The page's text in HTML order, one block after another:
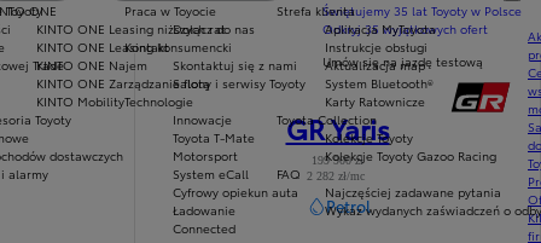
Świętujemy 35 lat Toyoty w Polsce
Odkryj 35 wyjątkowych ofert
Umów się na jazdę testową
Praca w Toyocie
Dołącz do nas
Kontakt
Skontaktuj się z nami
Salony i serwisy Toyoty
Technologie
Innowacje
Toyota T-Mate
Motorsport
System eCall
Cyfrowy opiekun auta
Ładowanie
Connected
ONE
KINTO ONE Leasing niższych rat
KINTO ONE Leasing konsumencki
KINTO ONE Najem
KINTO ONE Zarządzanie flotą
KINTO Mobility
Trade
Toyoty
dostawczych
alarmy
Strefa klienta
Aplikacja MyToyota
Instrukcje obsługi
Aktualizacja map
System Bluetooth®
Karty Ratownicze
Toyota Collection
Kolekcje Toyoty
Kolekcje Toyoty Gazoo Racing
FAQ
Najczęściej zadawane pytania
Wykaz wydanych zaświadczeń o
ważne informacje
GR Yaris
199 900 zł
2 282 zł/mcPrzeczytaj ważne
Petrol